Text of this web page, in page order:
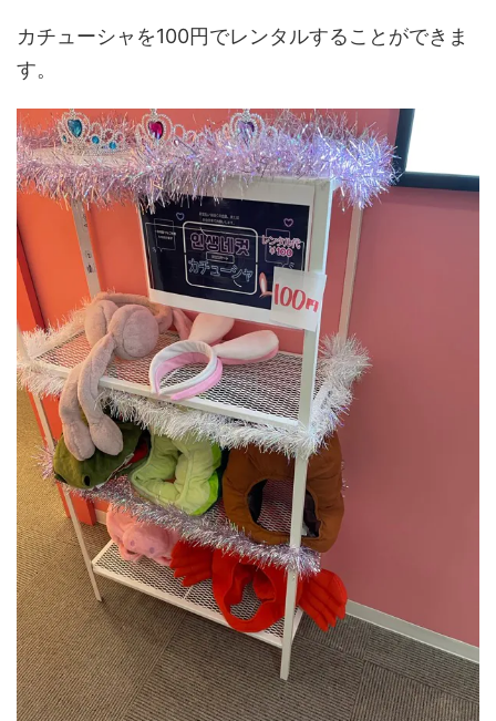
カチューシャを100円でレンタルすることができま
す。